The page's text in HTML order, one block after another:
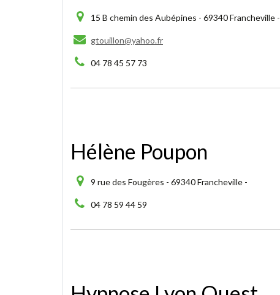
15 B chemin des Aubépines - 69340 Francheville -
gtouillon@yahoo.fr
04 78 45 57 73
Hélène Poupon
9 rue des Fougères - 69340 Francheville -
04 78 59 44 59